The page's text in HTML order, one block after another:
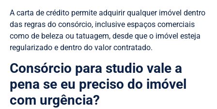
A carta de crédito permite adquirir qualquer imóvel dentro
das regras do consórcio, inclusive espaços comerciais
como de beleza ou tatuagem, desde que o imóvel esteja
regularizado e dentro do valor contratado.
Consórcio para studio vale a
pena se eu preciso do imóvel
com urgência?